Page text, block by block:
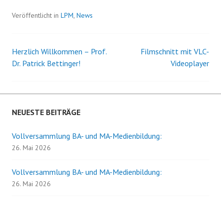
Veröffentlicht in LPM, News
Beitrags-
Herzlich Willkommen – Prof.
Dr. Patrick Bettinger!
Filmschnitt mit VLC-
Videoplayer
NEUESTE BEITRÄGE
Vollversammlung BA- und MA-Medienbildung:
26. Mai 2026
Vollversammlung BA- und MA-Medienbildung:
26. Mai 2026